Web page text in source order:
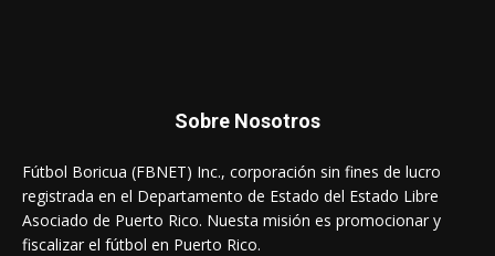
Sobre Nosotros
Fútbol Boricua (FBNET) Inc., corporación sin fines de lucro
registrada en el Departamento de Estado del Estado Libre
Asociado de Puerto Rico. Nuesta misión es promocionar y
fiscalizar el fútbol en Puerto Rico.